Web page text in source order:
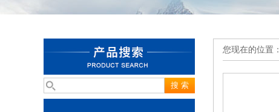
您现在的位置：